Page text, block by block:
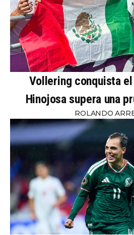
Vollering conquista el
Hinojosa supera una
ROLANDO